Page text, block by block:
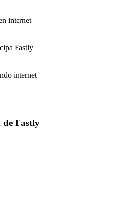
internet
Fastly
internet
Fastly